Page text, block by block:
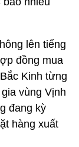
lên tiếng
đồng mua
Kinh từng
vùng Vịnh
đang kỳ
hàng xuất